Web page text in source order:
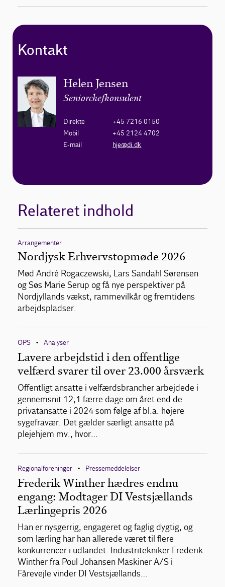
Kontakt
Helen Jensen
Seniorchefkonsulent
Direkte
+45 7216 0150
Mobil
+45 2124 4702
E-mail
hje@di.dk
Relateret indhold
Arrangementer
Nordjysk Erhvervstopmøde 2026
Mød André Rogaczewski, Lars Sandahl Sørensen
og Søs Marie Serup og få nye perspektiver på
Nordjyllands vækst, rammevilkår og fremtidens
arbejdspladser.
OPS • Analyser
Lavere arbejdstid i den offentlige
velfærd svarer til over 23.000 årsværk
Offentligt ansatte i velfærdsbrancher arbejdede i
gennemsnit 12,1 færre dage om året end de
privatansatte i 2024 som følge af bl.a. højere
sygefravær. Det gælder særligt ansatte på
plejehjem mv., hvor…
Regionalforeninger • Pressemeddelelser
Frederik Winther hædres endnu
engang: Modtager DI Vestsjællands
Lærlingepris 2026
Han er nysgerrig, engageret og faglig dygtig, og
som lærling har han allerede været til flere
konkurrencer i udlandet. Industritekniker Frederik
Winther fra Poul Johansen Maskiner A/S i
Fårevejle vinder DI Vestsjællands…